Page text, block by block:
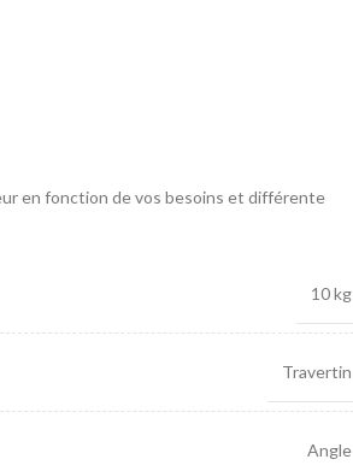
en fonction de vos besoins et différente
10 kg
Travertin
Angle